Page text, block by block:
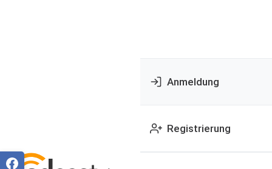
Anmeldung
Registrierung